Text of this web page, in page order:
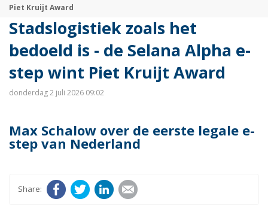
Piet Kruijt Award
Stadslogistiek zoals het
bedoeld is - de Selana Alpha e-
step wint Piet Kruijt Award
donderdag 2 juli 2026 09:02
Max Schalow over de eerste legale e-
step van Nederland
FacebookTwitter LinkedIn